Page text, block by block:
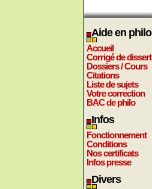
Aide en philo
Accueil
Corrigé de dissert
Dossiers / Cours
Citations
Liste de sujets
Votre correction
BAC de philo
Infos
Fonctionnement
Conditions
Nos certificats
Infos presse
Divers